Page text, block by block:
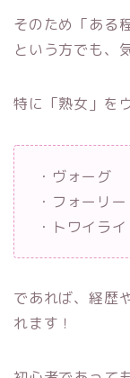
そのため「ある
という方でも、
特に「熟女」を
・ヴォーグ
・フォーリー
・トワイライ
であれば、経歴
れます！